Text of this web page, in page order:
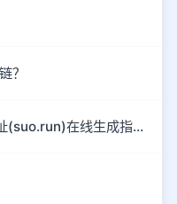
？
3分钟搞定防红链接！快缩短网址(suo.run)在线生成指南